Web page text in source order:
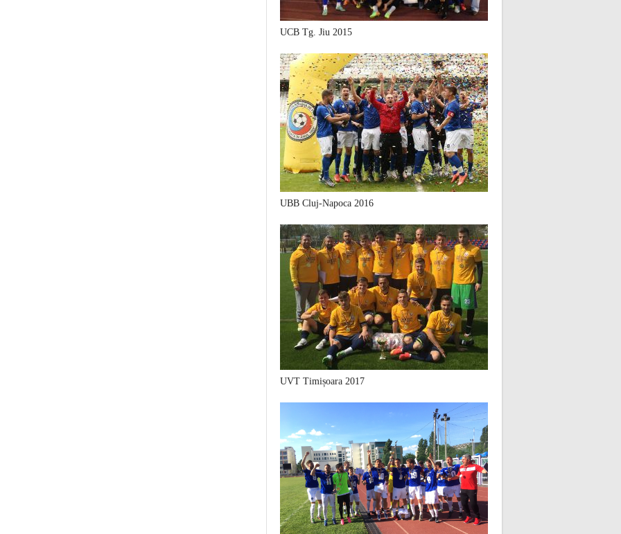
UCB Tg. Jiu 2015
UBB Cluj-Napoca 2016
UVT Timișoara 2017